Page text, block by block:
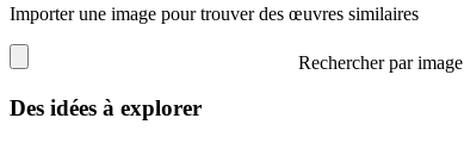
Importer une image pour trouver des œuvres similaires
Rechercher par image
Des idées à explorer